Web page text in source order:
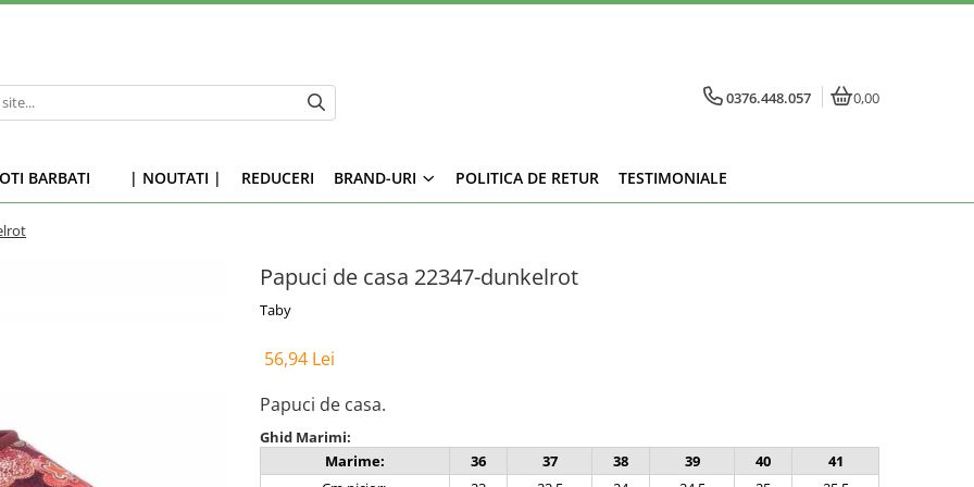
0376.448.057 0,00
BARBATI | NOUTATI | REDUCERI BRAND-URI POLITICA DE RETUR TESTIMONIALE
Papuci de casa 22347-dunkelrot
Taby
56,94 Lei
Papuci de casa.
Ghid Marimi:
Marime:
36 37 38 39 40
41